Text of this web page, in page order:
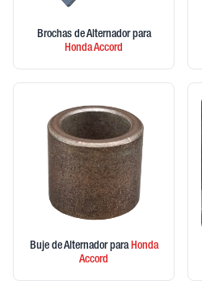
Brochas de Alternador para
HondaAccord
Buje de Alternador paraHonda
Accord